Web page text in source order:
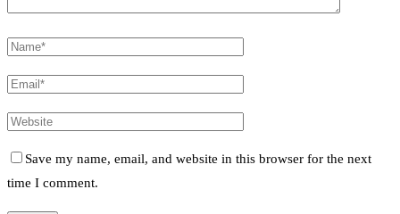
Save my name, email, and website in this browser for the next
time I comment.